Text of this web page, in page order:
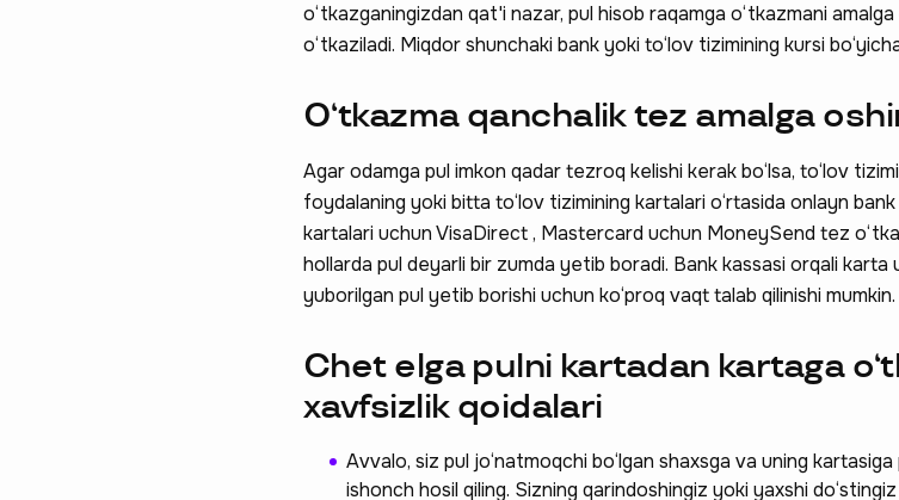
o‘tkazganingizdan qat'i nazar, pul hisob raqamga o‘tkazmani
o‘tkaziladi. Miqdor shunchaki bank yoki to‘lov tizimining kursi
O‘tkazma qanchalik tez amalga
Agar odamga pul imkon qadar tezroq kelishi kerak bo‘lsa, to‘lov
foydalaning yoki bitta to‘lov tizimining kartalari o‘rtasida onlayn bank
kartalari uchun VisaDirect , Mastercard uchun MoneySend tez
hollarda pul deyarli bir zumda yetib boradi. Bank kassasi orqali karta
yuborilgan pul yetib borishi uchun ko‘proq vaqt talab qilinishi mumkin.
Chet elga pulni kartadan kartaga
xavfsizlik qoidalari
Avvalo, siz pul jo‘natmoqchi bo‘lgan shaxsga va uning
ishonch hosil qiling. Sizning qarindoshingiz yoki yaxshi